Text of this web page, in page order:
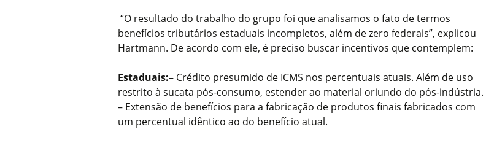
“O resultado do trabalho do grupo foi que analisamos o fato de termos
benefícios tributários estaduais incompletos, além de zero federais”, explicou
Hartmann. De acordo com ele, é preciso buscar incentivos que contemplem:
Estaduais:– Crédito presumido de ICMS nos percentuais atuais. Além de uso
restrito à sucata pós-consumo, estender ao material oriundo do pós-indústria.
– Extensão de benefícios para a fabricação de produtos finais fabricados com
um percentual idêntico ao do benefício atual.